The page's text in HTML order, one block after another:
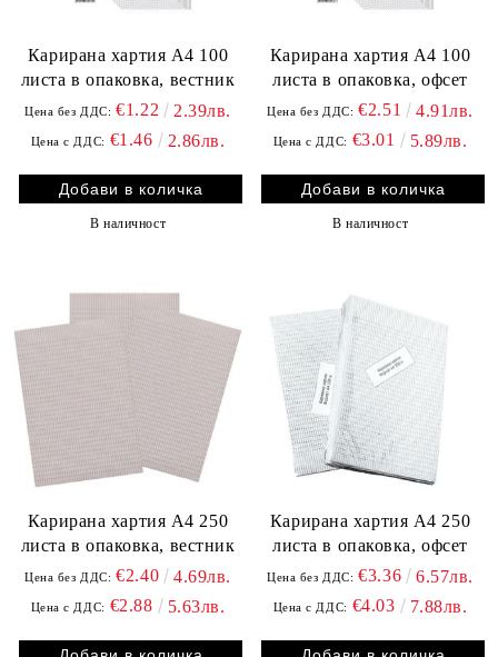
Карирана хартия А4 100
листа в опаковка, вестник
Цена без ДДС: €1.22 2.39лв.
Цена с ДДС: €1.46 2.86лв.
В наличност
Карирана хартия А4 100
листа в опаковка, офсет
Цена без ДДС: €2.51 4.91лв.
Цена с ДДС: €3.01 5.89лв.
В наличност
Карирана хартия А4 250
листа в опаковка, вестник
Цена без ДДС: €2.40 4.69лв.
Цена с ДДС: €2.88 5.63лв.
Карирана хартия А4 250
листа в опаковка, офсет
Цена без ДДС: €3.36 6.57лв.
Цена с ДДС: €4.03 7.88лв.